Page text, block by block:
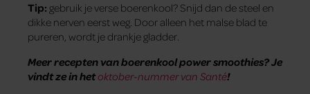
Tip: gebruik je verse boerenkool? Snijd dan de steel en
dikke nerven eerst weg. Door alleen het malse blad te
pureren, wordt je drankje gladder.
Meer recepten van boerenkool power smoothies? Je
vindt ze in hetoktober-nummer van Santé!